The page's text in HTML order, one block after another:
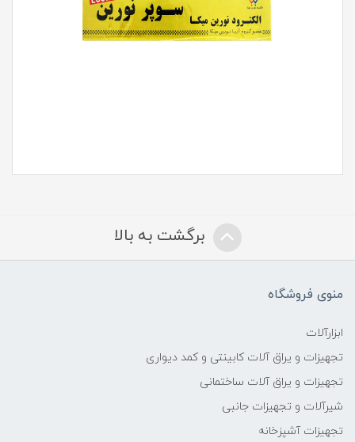
برگشت به بالا
منوی فروشگاه
ابزارآلات
تجهیزات و یراق آلات کابینتی و کمد دیواری
تجهیزات و یراق آلات ساختمانی
شیرآلات و تجهیزات جانبی
تجهیزات آشپزخانه